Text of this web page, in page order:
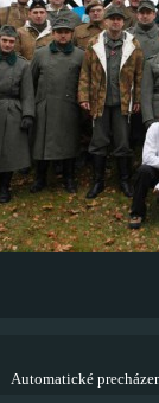
Automatické